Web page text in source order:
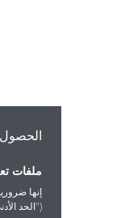
الحصول على
ملفات تعريف
إنها ضرورية، على
("الحد الأدنى من ملفات